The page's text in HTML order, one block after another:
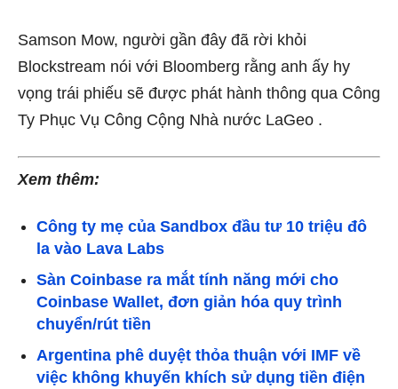
Samson Mow, người gần đây đã rời khỏi
Blockstream nói với Bloomberg rằng anh ấy hy
vọng trái phiếu sẽ được phát hành thông qua Công
Ty Phục Vụ Công Cộng Nhà nước LaGeo .
Xem thêm:
Công ty mẹ của Sandbox đầu tư 10 triệu đô
la vào Lava Labs
Sàn Coinbase ra mắt tính năng mới cho
Coinbase Wallet, đơn giản hóa quy trình
chuyển/rút tiền
Argentina phê duyệt thỏa thuận với IMF về
việc không khuyến khích sử dụng tiền điện